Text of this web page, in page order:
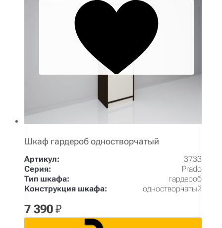
Шкаф гардероб одностворчатый
Артикул:
3733
Серия:
Prado
Тип шкафа:
гардероб
Конструкция шкафа:
одностворчатый
7 390₽